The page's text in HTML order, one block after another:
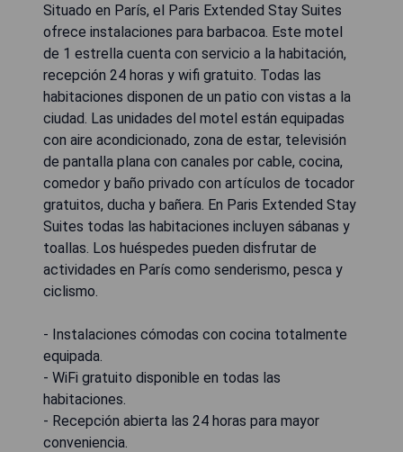
Situado en París, el Paris Extended Stay Suites
ofrece instalaciones para barbacoa. Este motel
de 1 estrella cuenta con servicio a la habitación,
recepción 24 horas y wifi gratuito. Todas las
habitaciones disponen de un patio con vistas a la
ciudad. Las unidades del motel están equipadas
con aire acondicionado, zona de estar, televisión
de pantalla plana con canales por cable, cocina,
comedor y baño privado con artículos de tocador
gratuitos, ducha y bañera. En Paris Extended Stay
Suites todas las habitaciones incluyen sábanas y
toallas. Los huéspedes pueden disfrutar de
actividades en París como senderismo, pesca y
ciclismo.
- Instalaciones cómodas con cocina totalmente
equipada.
- WiFi gratuito disponible en todas las
habitaciones.
- Recepción abierta las 24 horas para mayor
conveniencia.